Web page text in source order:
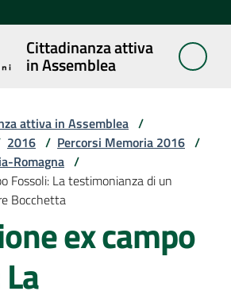
Cittadinanza attiva
in Assemblea
in
attiva in Assemblea /
2016 / Percorsi Memoria 2016 /
Romagna /
Fossoli: La testimonianza di un
Bocchetta
ex campo